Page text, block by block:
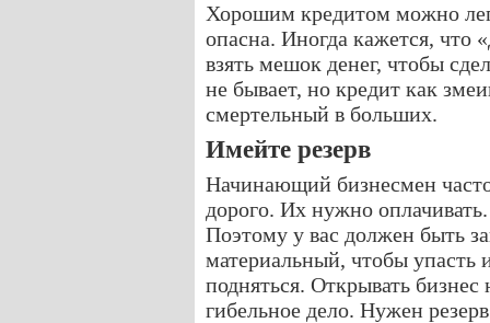
Хорошим кредитом можно
опасна. Иногда кажется, что
взять мешок денег, чтобы
не бывает, но кредит как
смертельный в больших.
Имейте резерв
Начинающий бизнесмен
дорого. Их нужно
Поэтому у вас должен быть
материальный, чтобы упасть
подняться. Открывать
гибельное дело. Нужен